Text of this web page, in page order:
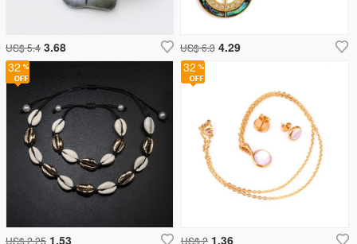
US$ 5.4 3.68
32
US$ 2.25 1.53
32
US$ 2 1.36
US$ 6.3 4.29